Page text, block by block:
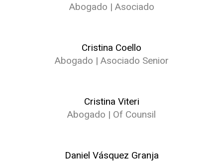
Abogado | Asociado
Cristina Coello
Abogado | Asociado Senior
Cristina Viteri
Abogado | Of Counsil
Daniel Vásquez Granja